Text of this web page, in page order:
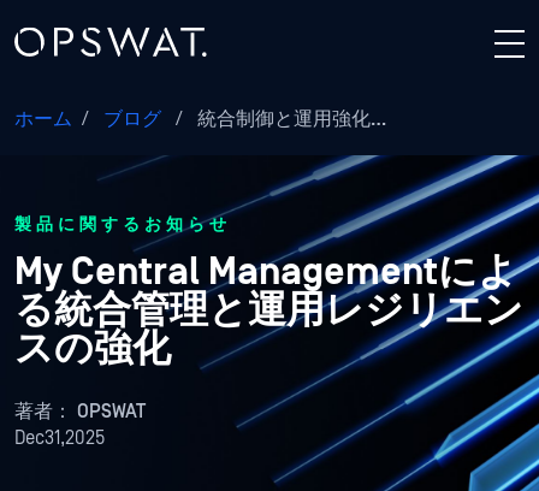
ホーム / ブログ / 統合制御と運用強化…
製品に関するお知らせ
My Central Managementによ
る統合管理と運用レジリエン
スの強化
著者： OPSWAT
Dec31,2025